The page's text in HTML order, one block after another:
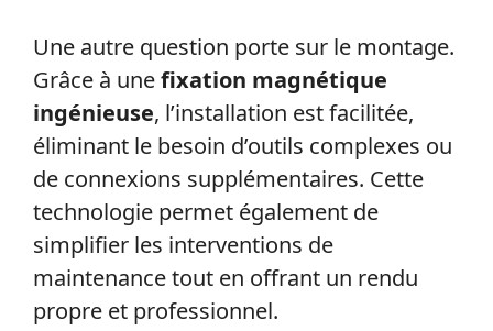
Une autre question porte sur le montage.
Grâce à unefixation magnétique
ingénieuse, l’installation est facilitée,
éliminant le besoin d’outils complexes ou
de connexions supplémentaires. Cette
technologie permet également de
simplifier les interventions de
maintenance tout en offrant un rendu
propre et professionnel.